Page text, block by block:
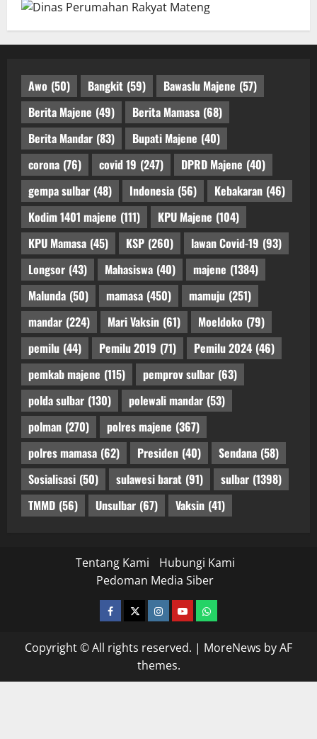
Awo (50) Bangkit (59) Bawaslu Majene (57)
Berita Majene (49) Berita Mamasa (68)
Berita Mandar (83) Bupati Majene (40)
corona (76) covid 19 (247) DPRD Majene (40)
gempa sulbar (48) Indonesia (56) Kebakaran (46)
Kodim 1401 majene (111) KPU Majene (104)
KPU Mamasa (45) KSP (260) lawan Covid-19 (93)
Longsor (43) Mahasiswa (40) majene (1384)
Malunda (50) mamasa (450) mamuju (251)
mandar (224) Mari Vaksin (61) Moeldoko (79)
pemilu (44) Pemilu 2019 (71) Pemilu 2024 (46)
pemkab majene (115) pemprov sulbar (63)
polda sulbar (130) polewali mandar (53)
polman (270) polres majene (367)
polres mamasa (62) Presiden (40) Sendana (58)
Sosialisasi (50) sulawesi barat (91) sulbar (1398)
TMMD (56) Unsulbar (67) Vaksin (41)
Tentang Kami
Hubungi Kami
Pedoman Media Siber
facebooktwitterinstagram.com
youtubewhatsapp
Copyright © All rights reserved. | MoreNews by AF
themes.